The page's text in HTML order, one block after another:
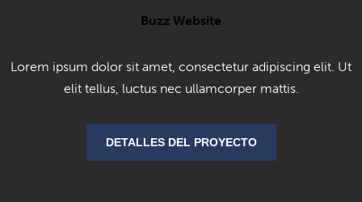
Buzz Website
Lorem ipsum dolor sit amet, consectetur adipiscing elit. Ut
elit tellus, luctus nec ullamcorper mattis.
DETALLES DEL PROYECTO